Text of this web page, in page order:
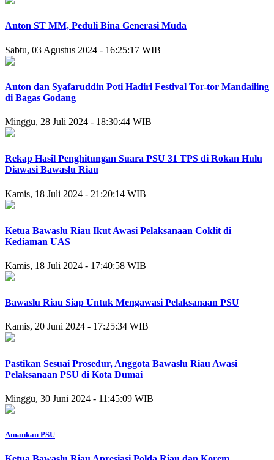
Anton ST MM, Peduli Bina Generasi Muda
Sabtu, 03 Agustus 2024 - 16:25:17 WIB
Anton dan Syafaruddin Poti Hadiri Festival Tor-tor Mandailing
di Bagas Godang
Minggu, 28 Juli 2024 - 18:30:44 WIB
Rekap Hasil Penghitungan Suara PSU 31 TPS di Rokan Hulu
Diawasi Bawaslu Riau
Kamis, 18 Juli 2024 - 21:20:14 WIB
Ketua Bawaslu Riau Ikut Awasi Pelaksanaan Coklit di
Kediaman UAS
Kamis, 18 Juli 2024 - 17:40:58 WIB
Bawaslu Riau Siap Untuk Mengawasi Pelaksanaan PSU
Kamis, 20 Juni 2024 - 17:25:34 WIB
Pastikan Sesuai Prosedur, Anggota Bawaslu Riau Awasi
Pelaksanaan PSU di Kota Dumai
Minggu, 30 Juni 2024 - 11:45:09 WIB
Amankan PSU